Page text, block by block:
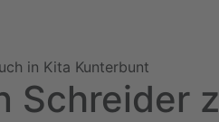
in Kita Kunterbunt